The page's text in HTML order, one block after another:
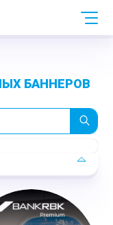
БАННЕРОВ